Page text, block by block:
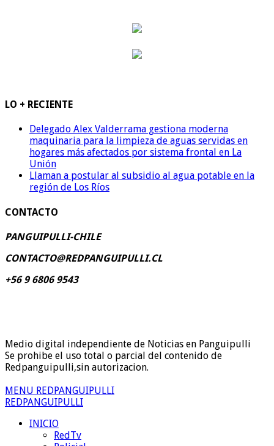
LO + RECIENTE
Delegado Alex Valderrama gestiona moderna
maquinaria para la limpieza de aguas servidas en
hogares más afectados por sistema frontal en La
Unión
Llaman a postular al subsidio al agua potable en la
región de Los Ríos
CONTACTO
PANGUIPULLI-CHILE
CONTACTO@REDPANGUIPULLI.CL
+56 9 6806 9543
Medio digital independiente de Noticias en Panguipulli
Se prohibe el uso total o parcial del contenido de
Redpanguipulli,sin autorizacion.
MENU REDPANGUIPULLI
REDPANGUIPULLI
INICIO
RedTv